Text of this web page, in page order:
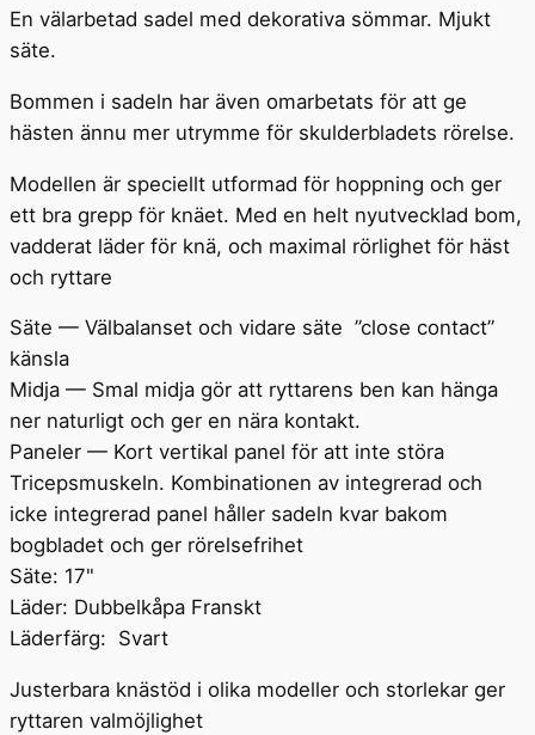
En välarbetad sadel med dekorativa sömmar. Mjukt
säte.
Bommen i sadeln har även omarbetats för att ge
hästen ännu mer utrymme för skulderbladets rörelse.
Modellen är speciellt utformad för hoppning och ger
ett bra grepp för knäet. Med en helt nyutvecklad bom,
vadderat läder för knä, och maximal rörlighet för häst
och ryttare
Säte — Välbalanset och vidare säte ”close contact”
känsla
Midja — Smal midja gör att ryttarens ben kan hänga
ner naturligt och ger en nära kontakt.
Paneler — Kort vertikal panel för att inte störa
Tricepsmuskeln. Kombinationen av integrerad och
icke integrerad panel håller sadeln kvar bakom
bogbladet och ger rörelsefrihet
Säte: 17"
Läder: Dubbelkåpa Franskt
Läderfärg: Svart
Justerbara knästöd i olika modeller och storlekar ger
ryttaren valmöjlighet